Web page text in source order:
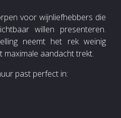
voor wijnliefhebbers die
willen presenteren.
neemt het rek weinig
maximale aandacht trekt.
past perfect in: